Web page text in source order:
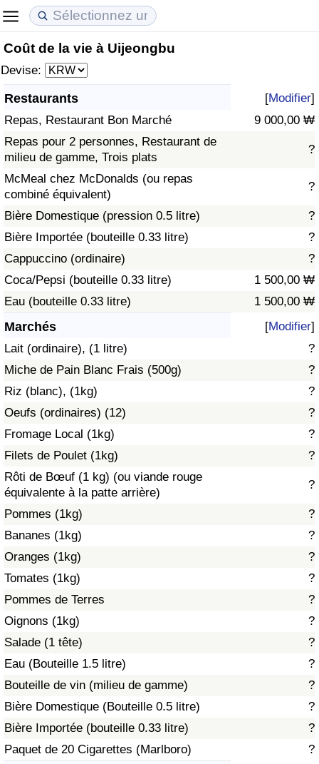
Coût de la vie à Uijeongbu
Devise:
Restaurants [Modifier]
Repas, Restaurant Bon Marché
9 000,00 ₩
Repas pour 2 personnes, Restaurant de
milieu de gamme, Trois plats
?
McMeal chez McDonalds (ou repas
combiné équivalent)
?
Bière Domestique (pression 0.5 litre)
?
Bière Importée (bouteille 0.33 litre)
?
Cappuccino (ordinaire)
?
Coca/Pepsi (bouteille 0.33 litre)
1 500,00 ₩
Eau (bouteille 0.33 litre)
1 500,00 ₩
Marchés [Modifier]
Lait (ordinaire), (1 litre)
?
Miche de Pain Blanc Frais (500g)
?
Riz (blanc), (1kg)
?
Oeufs (ordinaires) (12)
?
Fromage Local (1kg)
?
Filets de Poulet (1kg)
?
Rôti de Bœuf (1 kg) (ou viande rouge
équivalente à la patte arrière)
?
Pommes (1kg)
?
Bananes (1kg)
?
Oranges (1kg)
?
Tomates (1kg)
?
Pommes de Terres
?
Oignons (1kg)
?
Salade (1 tête)
?
Eau (Bouteille 1.5 litre)
?
Bouteille de vin (milieu de gamme)
?
Bière Domestique (Bouteille 0.5 litre)
?
Bière Importée (bouteille 0.33 litre)
?
Paquet de 20 Cigarettes (Marlboro)
?
Coût de la vie
Indice du Coût de la Vie
Indice du coût de la vie par pays
à Akaba
Prix de l'immobilier
Indice des Prix de l'immobilier
Indice des Prix de l'immobilier par Pays
Qualité de Vie
Indice de Qualité de Vie (Actuel)
Indice de qualité de vie par pays
Criminalité
Indice de Criminalité (Actuel)
Indice de Criminalité
Indice de criminalité par pays
Soins de santé
Indice des soins de santé (Actuel)
Indice des soins de santé
Indice des soins de santé par Pays
Pollution
Indice de pollution
Indice de Pollution par Pays
Trafic
Indice de Trafic
Indice de Trafic (Actuel)
Indice de Trafic par Pays